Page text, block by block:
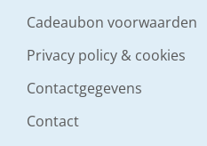
Cadeaubon voorwaarden
Privacy policy & cookies
Contactgegevens
Contact